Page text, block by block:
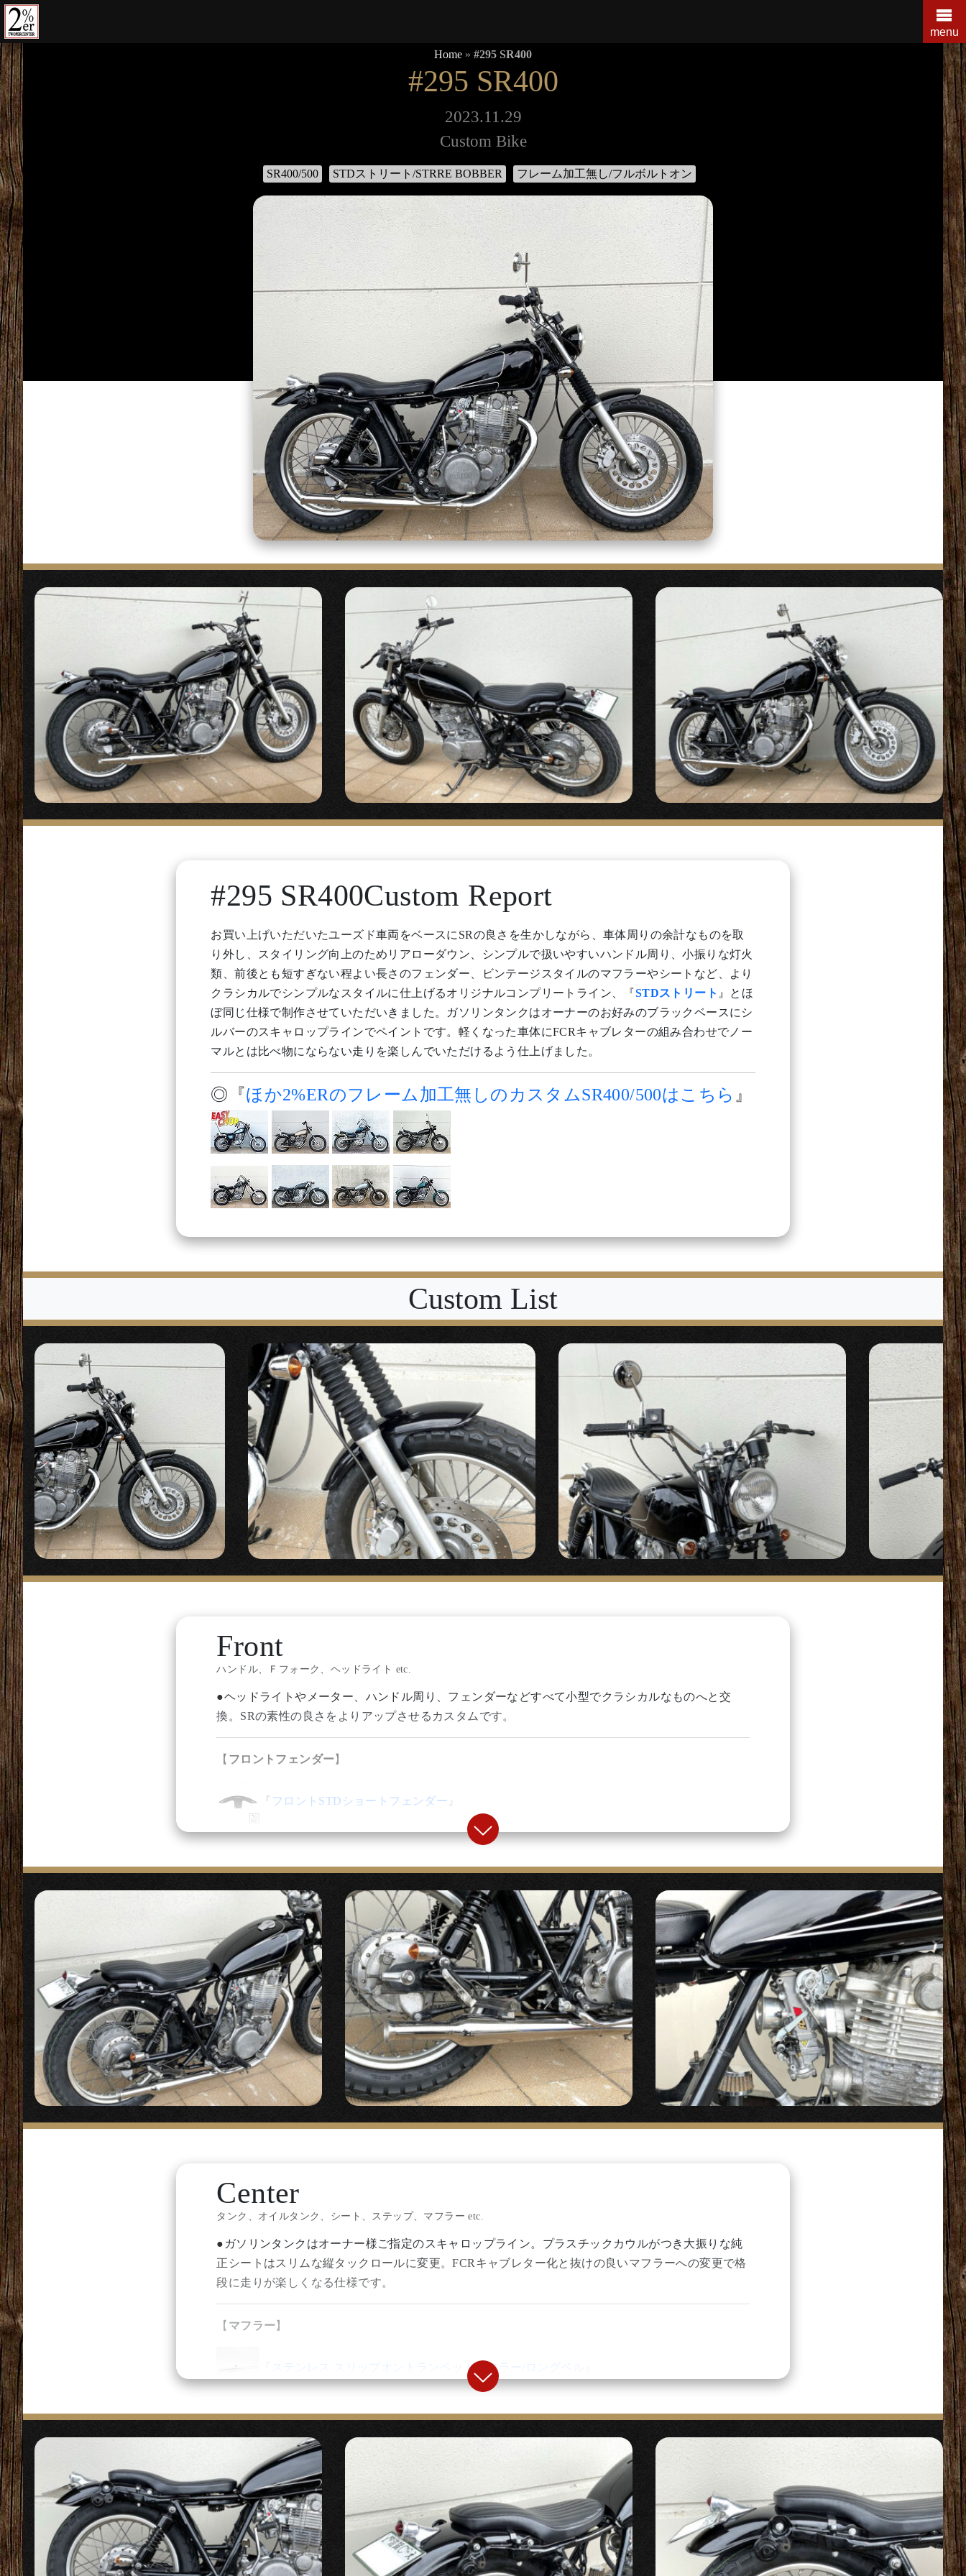
コ
ン
テ
ン
ツ
の
を
ス
キ
ッ
プ
す
る
menu
Home » #295 SR400
#295 SR400
2023.11.29
Custom Bike
SR400/500 STDストリート/STRRE BOBBER フレーム加工無し/フルボルトオン
#295 SR400Custom Report
お買い上げいただいたユーズド車両をベースにSRの良さを生かしながら、車体周りの余計なものを取
り外し、スタイリング向上のためリアローダウン、シンプルで扱いやすいハンドル周り、小振りな灯火
類、前後とも短すぎない程よい長さのフェンダー、ビンテージスタイルのマフラーやシートなど、より
クラシカルでシンプルなスタイルに仕上げるオリジナルコンプリートライン、『STDストリート 』とほ
ぼ同じ仕様で制作させていただいきました。ガソリンタンクはオーナーのお好みのブラックベースにシ
ルバーのスキャロップラインでペイントです。軽くなった車体にFCRキャブレターの組み合わせでノー
マルとは比べ物にならない走りを楽しんでいただけるよう仕上げました。
◎『ほか2%ERのフレーム加工無しのカスタムSR400/500はこちら 』
Custom List
Front
ハンドル、Ｆフォーク、ヘッドライト etc.
●ヘッドライトやメーター、ハンドル周り、フェンダーなどすべて小型でクラシカルなものへと交
換。SRの素性の良さをよりアップさせるカスタムです。
【 フロントフェンダー】
『 フロントSTDショートフェンダー 』
〇どんなスタイルにも似合うショートフェンダー。FRP製ながら純正のように外周にリブが入るデザ
インです。
ヘッドライト】
『5.75インチベーツライト ブラックボディー/クロームリム』
『ボトムマウントライトステー』
〇SRの車格、フォーク幅に良く似合う定番のヘッドライト。低く車体側に寄せてマウントするヘッ
ドライトステーで取り付けです。
【ハンドル/ハンドル周り 】
〇ストリート用にリサイズしたショートトラッカーバー
『ダイヤグリップ』
『 アマルタイプスロットル
スイッチ】
『ミニウインカースイッチ カプラーオンキット （‘85～00）』
〇カプラーオンでカンタン取り付けのミニウインカースイッチ
（年式違い、小型のヘッドライトには加工取付しています）
Center
タンク、オイルタンク、シート、ステップ、マフラー etc.
●ガソリンタンクはオーナー様ご指定のスキャロップライン。プラスチックカウルがつき大振りな純
正シートはスリムな縦タックロールに変更。FCRキャブレター化と抜けの良いマフラーへの変更で格
段に走りが楽しくなる仕様です。
【 マフラー 】
ステンレス スリップオントランペットマフラー/ロングベル
〇ノーマルのエキゾーストパイプにスリップオン装着のクラシカルなトランペットマフラー。音質に
シート】
『スリムダブルシート バーチカルロール』
〇7種類からセレクトできるシート。